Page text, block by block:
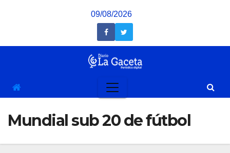
09/08/2026
Mundial sub 20 de fútbol